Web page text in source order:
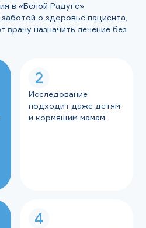
в «Белой Радуге»
о здоровье пациента,
врачу назначить лечение без
2
Исследование
подходит даже детям
и кормящим мамам
4